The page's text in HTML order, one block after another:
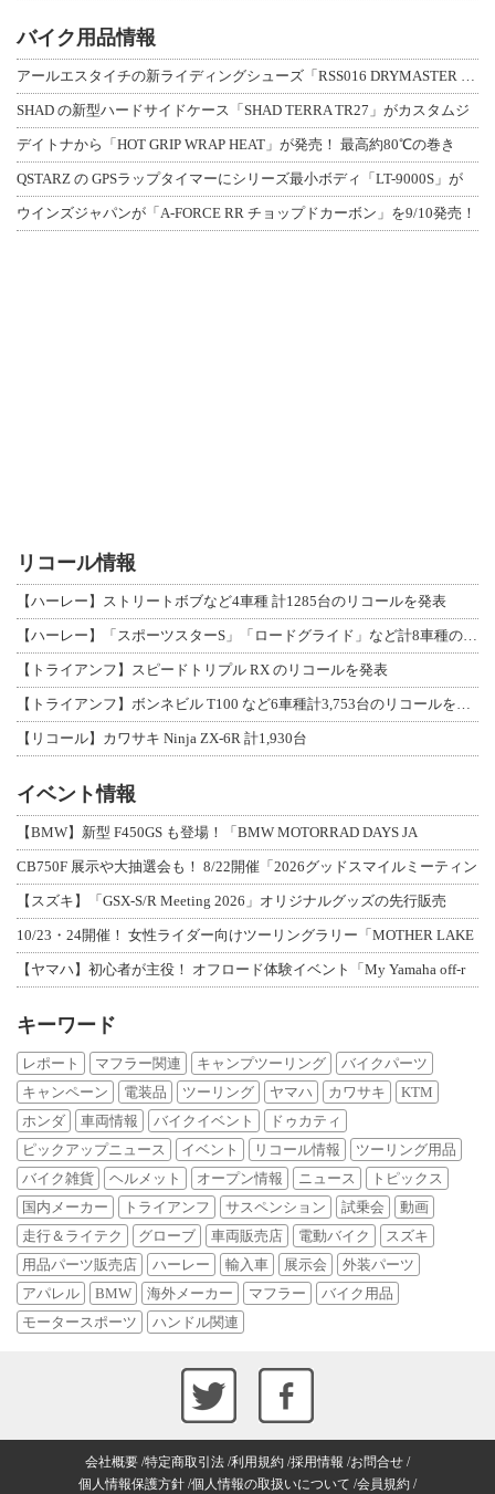
バイク用品情報
アールエスタイチの新ライディングシューズ「RSS016 DRYMASTER スト
SHAD の新型ハードサイドケース「SHAD TERRA TR27」がカスタムジ
デイトナから「HOT GRIP WRAP HEAT」が発売！ 最高約80℃の巻き
QSTARZ の GPSラップタイマーにシリーズ最小ボディ「LT-9000S」が
ウインズジャパンが「A-FORCE RR チョップドカーボン」を9/10発売！
リコール情報
【ハーレー】ストリートボブなど4車種 計1285台のリコールを発表
【ハーレー】「スポーツスターS」「ロードグライド」など計8車種のリコールを発表
【トライアンフ】スピードトリプル RX のリコールを発表
【トライアンフ】ボンネビル T100 など6車種計3,753台のリコールを発表
【リコール】カワサキ Ninja ZX-6R 計1,930台
イベント情報
【BMW】新型 F450GS も登場！「BMW MOTORRAD DAYS JA
CB750F 展示や大抽選会も！ 8/22開催「2026グッドスマイルミーティン
【スズキ】「GSX-S/R Meeting 2026」オリジナルグッズの先行販売
10/23・24開催！ 女性ライダー向けツーリングラリー「MOTHER LAKE
【ヤマハ】初心者が主役！ オフロード体験イベント「My Yamaha off-r
キーワード
レポート マフラー関連 キャンプツーリング
バイクパーツ
キャンペーン
電装品 ツーリング ヤマハ カワサキ
KTM
ホンダ
車両情報 バイクイベント
ドゥカティ
ピックアップニュース
イベント リコール情報
ツーリング用品
バイク雑貨
ヘルメット オープン情報 ニュース
トピックス
国内メーカー
トライアンフ サスペンション 試乗会
動画
走行＆ライテク
グローブ 車両販売店 電動バイク
スズキ
用品パーツ販売店
ハーレー 輸入車 展示会
外装パーツ
アパレル
BMW 海外メーカー マフラー
バイク用品
モータースポーツ
ハンドル関連
会社概要 特定商取引法 利用規約 採用情報 お問合せ
個人情報保護方針 個人情報の取扱いについて 会員規約